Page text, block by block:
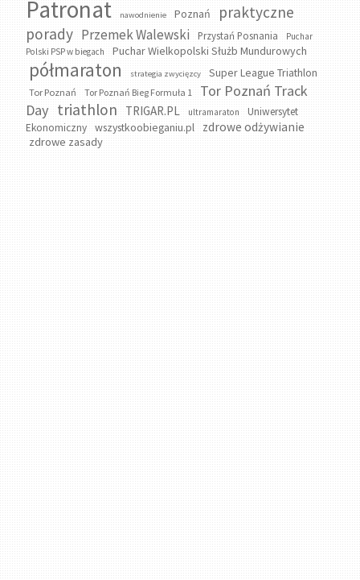
Patronat
nawodnienie Poznań
praktyczne
porady Przemek Walewski Przystań Posnania
Puchar
Polski PSP w biegach
Puchar Wielkopolski Służb Mundurowych
półmaraton strategia zwycięzcy Super League Triathlon
Tor Poznań Tor Poznań Bieg Formuła 1
Tor Poznań Track
Day triathlon TRIGAR.PL ultramaraton
Uniwersytet
Ekonomiczny
wszystkoobieganiu.pl zdrowe odżywianie
zdrowe zasady